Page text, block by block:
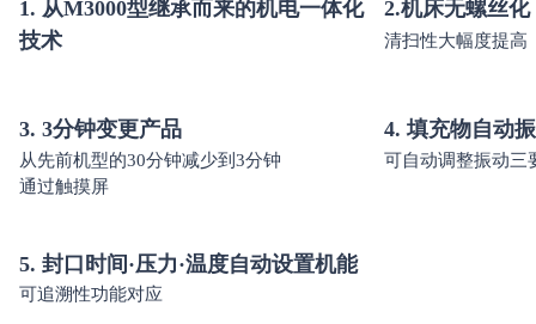
1. 从M3000型继承而来的机电一体化
技术
2.机床无螺丝化
清扫性大幅度提高
3. 3分钟变更产品
从先前机型的30分钟减少到3分钟
通过触摸屏
4.填充物自动
可自动调整振动三
5. 封口时间·压力·温度自动设置机能
可追溯性功能对应